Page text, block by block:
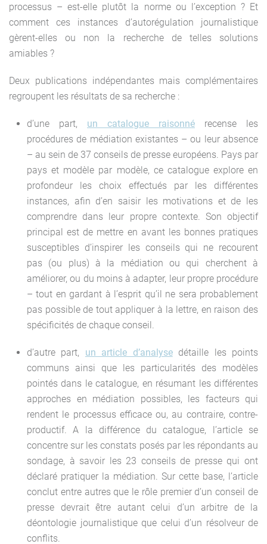
processus – est-elle plutôt la norme ou l’exception ? Et
comment ces instances d’autorégulation journalistique
gèrent-elles ou non la recherche de telles solutions
amiables ?
Deux publications indépendantes mais complémentaires
regroupent les résultats de sa recherche :
d’une part, un catalogue raisonné recense les
procédures de médiation existantes – ou leur absence
– au sein de 37 conseils de presse européens. Pays par
pays et modèle par modèle, ce catalogue explore en
profondeur les choix effectués par les différentes
instances, afin d’en saisir les motivations et de les
comprendre dans leur propre contexte. Son objectif
principal est de mettre en avant les bonnes pratiques
susceptibles d’inspirer les conseils qui ne recourent
pas (ou plus) à la médiation ou qui cherchent à
améliorer, ou du moins à adapter, leur propre procédure
– tout en gardant à l’esprit qu’il ne sera probablement
pas possible de tout appliquer à la lettre, en raison des
spécificités de chaque conseil.
d’autre part, un article d’analysedétaille les points
communs ainsi que les particularités des modèles
pointés dans le catalogue, en résumant les différentes
approches en médiation possibles, les facteurs qui
rendent le processus efficace ou, au contraire, contre-
productif. A la différence du catalogue, l’article se
concentre sur les constats posés par les répondants au
sondage, à savoir les 23 conseils de presse qui ont
déclaré pratiquer la médiation. Sur cette base, l’article
conclut entre autres que le rôle premier d’un conseil de
presse devrait être autant celui d’un arbitre de la
déontologie journalistique que celui d’un résolveur de
conflits.